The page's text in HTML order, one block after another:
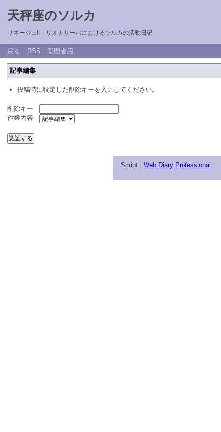
天秤座のソルカ
リネージュII リオナサーバにおけるソルカの活動日記
戻る RSS 管理者用
記事編集
投稿時に設定した削除キーを入力してください。
削除キー
作業内容
Script : Web Diary Professional